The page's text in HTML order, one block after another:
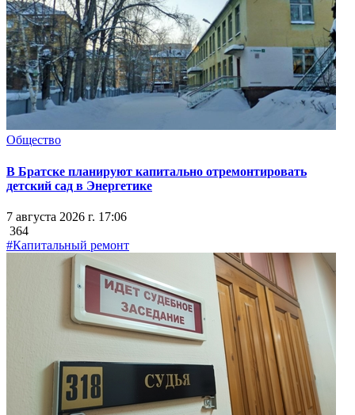
Общество
В Братске планируют капитально отремонтировать
детский сад в Энергетике
7 августа 2026 г. 17:06
364
#Капитальный ремонт